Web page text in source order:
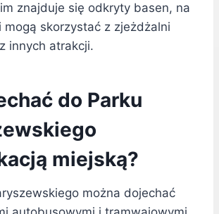
znajduje się odkryty basen, na
mogą skorzystać z zjeżdżalni
innych atrakcji.
do Parku
miejską?
można dojechać